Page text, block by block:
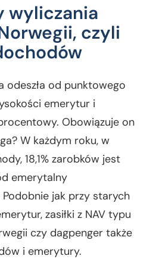
wyliczania
czyli
odeszła od punktowego
emerytur i
Obowiązuje on
W każdym roku, w
18,1% zarobków jest
emerytalny
jak przy starych
zasiłki z NAV typu
czy dagpenger także
i emerytury.